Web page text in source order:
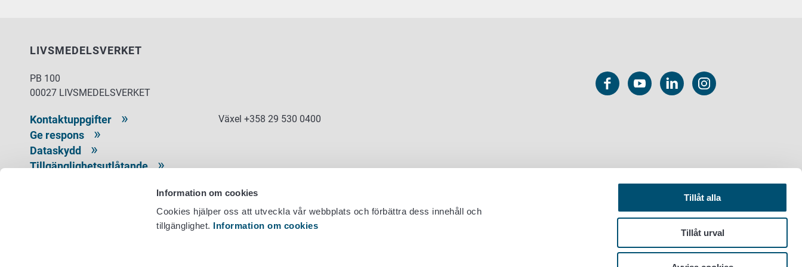
Information om cookies
Cookies hjälper oss att utveckla vår webbplats och förbättra dess innehåll och
tillgänglighet. Information om cookies
Tillåt alla
Tillåt urval
LIVSMEDELSVERKET
PB 100
00027 LIVSMEDELSVERKET
Kontaktuppgifter
Ge respons
Dataskydd
Tillgänglighetsutlåtande
Växel +358 29 530 0400